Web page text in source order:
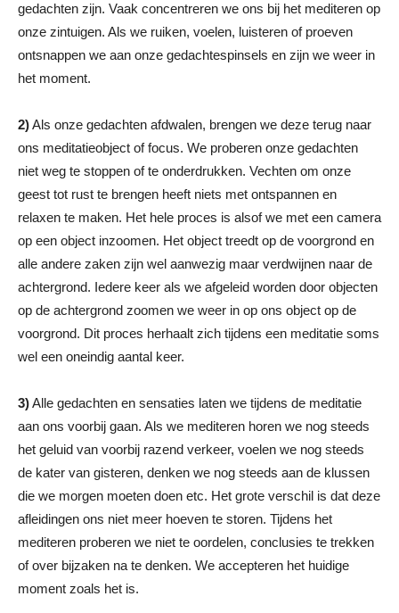
gedachten zijn. Vaak concentreren we ons bij het mediteren op
onze zintuigen. Als we ruiken, voelen, luisteren of proeven
ontsnappen we aan onze gedachtespinsels en zijn we weer in
het moment.
2)Als onze gedachten afdwalen, brengen we deze terug naar
ons meditatieobject of focus. We proberen onze gedachten
niet weg te stoppen of te onderdrukken. Vechten om onze
geest tot rust te brengen heeft niets met ontspannen en
relaxen te maken. Het hele proces is alsof we met een camera
op een object inzoomen. Het object treedt op de voorgrond en
alle andere zaken zijn wel aanwezig maar verdwijnen naar de
achtergrond. Iedere keer als we afgeleid worden door objecten
op de achtergrond zoomen we weer in op ons object op de
voorgrond. Dit proces herhaalt zich tijdens een meditatie soms
wel een oneindig aantal keer.
3)Alle gedachten en sensaties laten we tijdens de meditatie
aan ons voorbij gaan. Als we mediteren horen we nog steeds
het geluid van voorbij razend verkeer, voelen we nog steeds
de kater van gisteren, denken we nog steeds aan de klussen
die we morgen moeten doen etc. Het grote verschil is dat deze
afleidingen ons niet meer hoeven te storen. Tijdens het
mediteren proberen we niet te oordelen, conclusies te trekken
of over bijzaken na te denken. We accepteren het huidige
moment zoals het is.